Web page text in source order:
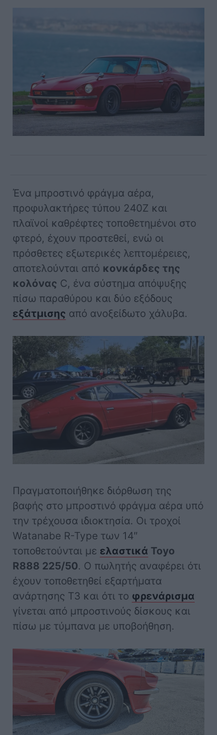
Ένα μπροστινό φράγμα αέρα,
προφυλακτήρες τύπου 240Z και
πλαϊνοί καθρέφτες τοποθετημένοι στο
φτερό, έχουν προστεθεί, ενώ οι
πρόσθετες εξωτερικές λεπτομέρειες,
αποτελούνται από κονκάρδες της
κολόνας C, ένα σύστημα απόψυξης
πίσω παραθύρου και δύο εξόδους
εξάτμισης από ανοξείδωτο χάλυβα.
Πραγματοποιήθηκε διόρθωση της
βαφής στο μπροστινό φράγμα αέρα υπό
την τρέχουσα ιδιοκτησία. Οι τροχοί
Watanabe R-Type των 14″
τοποθετούνται με ελαστικά Toyo
R888 225/50. Ο πωλητής αναφέρει ότι
έχουν τοποθετηθεί εξαρτήματα
ανάρτησης T3 και ότι το φρενάρισμα
γίνεται από μπροστινούς δίσκους και
πίσω με τύμπανα με υποβοήθηση.